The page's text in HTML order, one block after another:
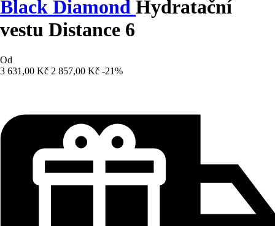
Black Diamond Hydratační
vestu Distance 6
Od
3 631,00 Kč 2 857,00 Kč -21%